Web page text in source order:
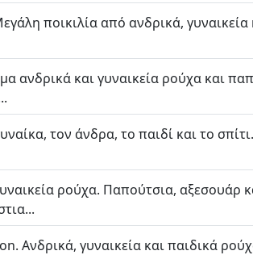
ποικιλία από ανδρικά,
και γυναικεία ρούχα και
τον άνδρα, το παιδί και το
ρούχα. Παπούτσια, αξεσουάρ
Ανδρικά, γυναικεία και παιδικά